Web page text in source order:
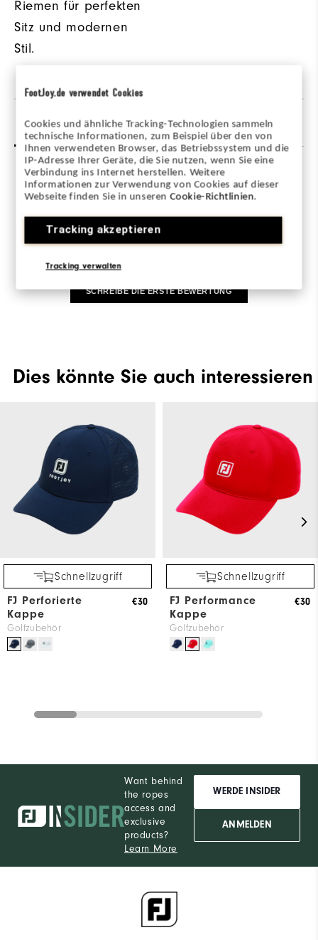
FootJoy.de verwendet Cookies
Cookies und ähnliche Tracking-Technologien sammeln
technische Informationen, zum Beispiel über den von
Ihnen verwendeten Browser, das Betriebssystem und die
IP-Adresse Ihrer Geräte, die Sie nutzen, wenn Sie eine
Verbindung ins Internet herstellen. Weitere
Informationen zur Verwendung von Cookies auf dieser
Webseite finden Sie in unserenCookie-Richtlinien.
Tracking akzeptieren
Tracking verwalten
Riemen für perfekten
Sitz und modernen
Stil.
Bewertungen Q&A
Be the first to review this product
SCHREIBE DIE ERSTE BEWERTUNG
Dies könnte Sie auch interessieren
Schnellzugriff
FJ Perforierte
Kappe
Golfzubehör
€30
Schnellzugriff
FJ Performance
Kappe
Golfzubehör
€30
Want behind
the ropes
access and
exclusive
products?
Learn More
WERDE INSIDER
ANMELDEN